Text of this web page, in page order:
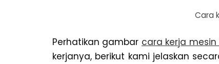
Cara
Perhatikan gambar cara kerja mesin
kerjanya, berikut kami jelaskan